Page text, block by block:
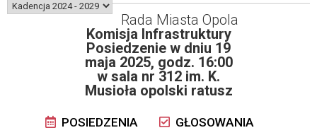
Rada Miasta Opola
Komisja Infrastruktury
Posiedzenie w dniu 19
maja 2025, godz. 16:00
w sala nr 312 im. K.
Musioła opolski ratusz
POSIEDZENIA
GŁOSOWANIA